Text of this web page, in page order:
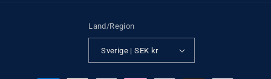
Land/Region
Sverige | SEK kr